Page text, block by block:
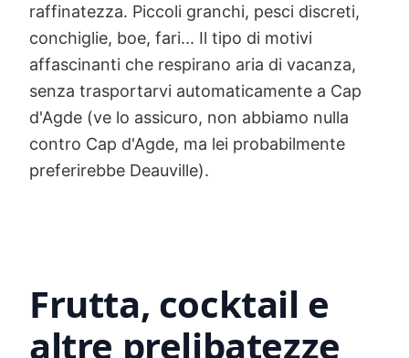
raffinatezza. Piccoli granchi, pesci discreti,
conchiglie, boe, fari... Il tipo di motivi
affascinanti che respirano aria di vacanza,
senza trasportarvi automaticamente a Cap
d'Agde (ve lo assicuro, non abbiamo nulla
contro Cap d'Agde, ma lei probabilmente
preferirebbe Deauville).
Frutta, cocktail e
altre prelibatezze